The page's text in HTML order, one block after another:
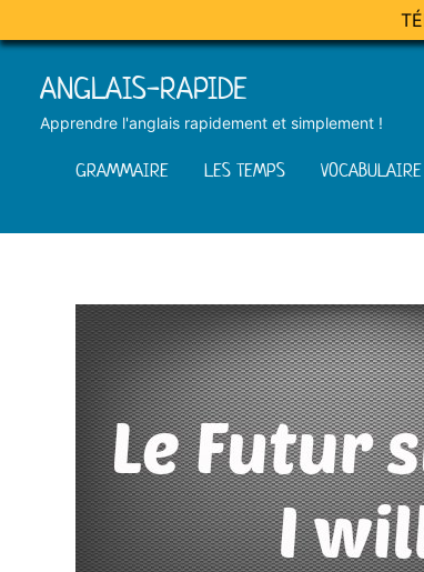
Skip
content
ANGLAIS-RAPIDE
Apprendre l'anglais rapidement et simplement !
GRAMMAIRE LES TEMPS VOCABULAIRE